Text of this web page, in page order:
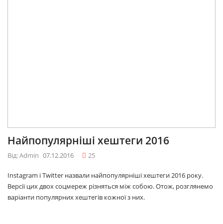
Найпопулярніші хештеги 2016
Від: Admin 07.12.2016 25
Instagram і Twitter назвали найпопулярніші хештеги 2016 року.
Версії цих двох соцмереж різняться між собою. Отож, розглянемо
варіанти популярних хештегів кожної з них.